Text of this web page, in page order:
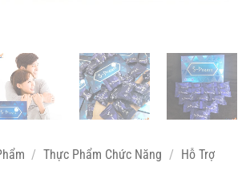
/ Thực Phẩm Chức Năng / Hỗ Trợ